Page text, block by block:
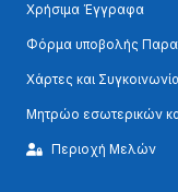
Χρήσιμα Έγγραφα
Φόρμα υποβολής
Χάρτες και
Μητρώο εσωτερικών
Περιοχή Μελών